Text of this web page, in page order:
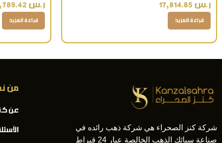
ر.س
قراءة المزيد
ر.س
قراءة المزيد
شركة كنز الصحراء هي شركة ذهب رائده في
صناعة سبائك الذهب الخالصة عيار 24 قيراط
من
عن